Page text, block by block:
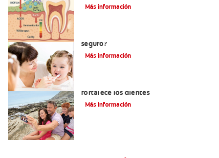
Más información
seguro?
Más información
fortalece los dientes
Más información